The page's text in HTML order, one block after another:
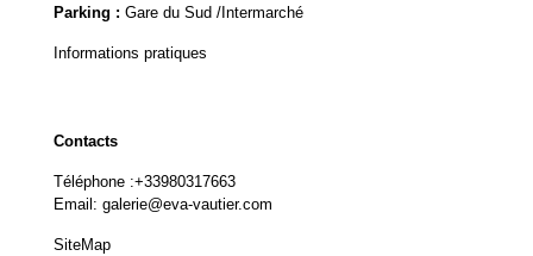
Parking : Gare du Sud /Intermarché
Informations pratiques
Contacts
Téléphone :+33980317663
Email: galerie@eva-vautier.com
SiteMap